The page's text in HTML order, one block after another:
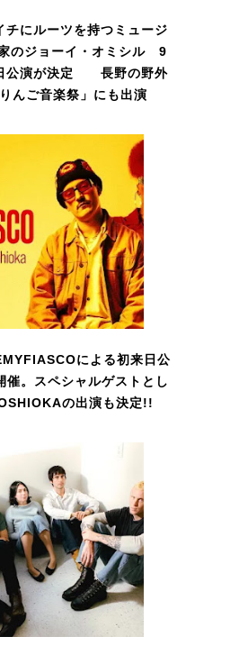
チにルーツを持つミュージ
のジョーイ・オミシル 9
公演が決定 長野の野外
んご音楽祭」にも出演
による初来日公
催。スペシャルゲストとし
の出演も決定!!